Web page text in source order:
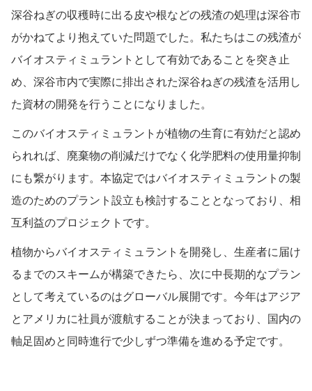
深谷ねぎの収穫時に出る皮や根などの残渣の処理は深谷市
がかねてより抱えていた問題でした。私たちはこの残渣が
バイオスティミュラントとして有効であることを突き止
め、深谷市内で実際に排出された深谷ねぎの残渣を活用し
た資材の開発を行うことになりました。
このバイオスティミュラントが植物の生育に有効だと認め
られれば、廃棄物の削減だけでなく化学肥料の使用量抑制
にも繋がります。本協定ではバイオスティミュラントの製
造のためのプラント設立も検討することとなっており、相
互利益のプロジェクトです。
植物からバイオスティミュラントを開発し、生産者に届け
るまでのスキームが構築できたら、次に中長期的なプラン
として考えているのはグローバル展開です。今年はアジア
とアメリカに社員が渡航することが決まっており、国内の
軸足固めと同時進行で少しずつ準備を進める予定です。